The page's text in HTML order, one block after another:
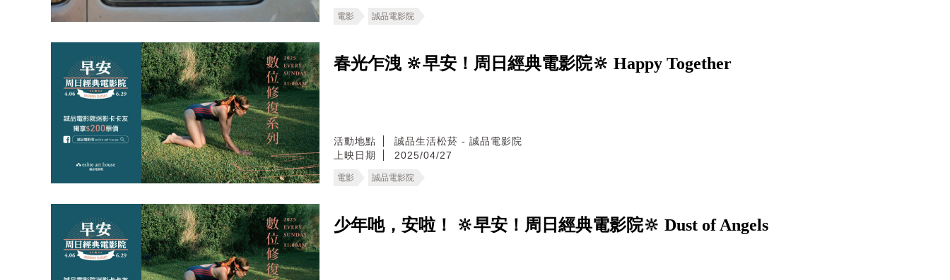
電影 誠品電影院
春光乍洩 🔆早安！周日經典電影院🔆 Happy Together
活動地點
誠品生活松菸 - 誠品電影院
上映日期
2025/04/27
電影 誠品電影院
少年吔，安啦！ 🔆早安！周日經典電影院🔆 Dust of Angels